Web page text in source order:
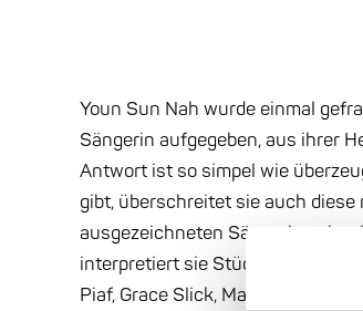
Youn Sun Nah wurde einmal
Sängerin aufgegeben, aus ihrer
Antwort ist so simpel wie
gibt, überschreitet sie auch
ausgezeichneten Sängerin geht
interpretiert sie Stücke von
Piaf, Grace Slick, Maria João und